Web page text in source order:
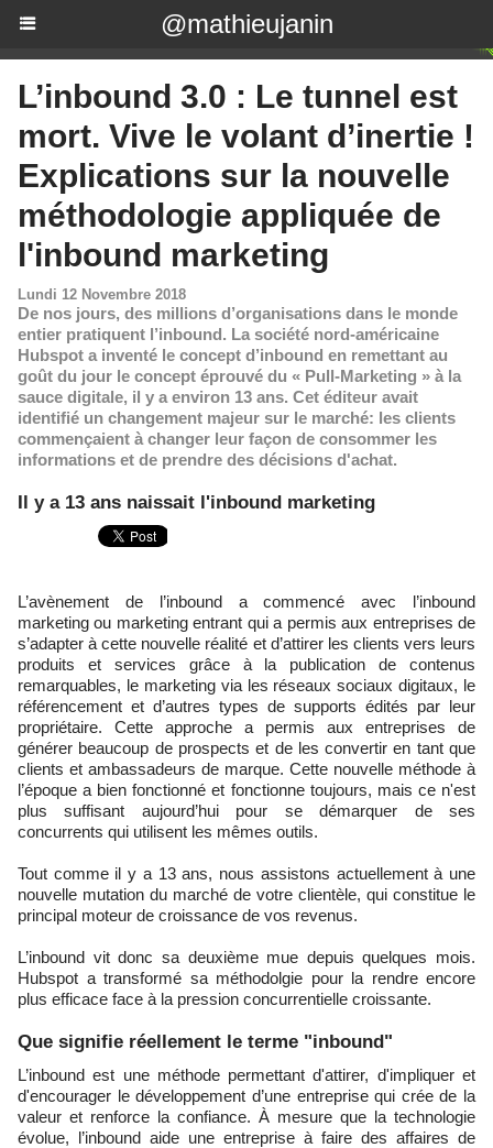
@mathieujanin
L’inbound 3.0 : Le tunnel est
mort. Vive le volant d’inertie !
Explications sur la nouvelle
méthodologie appliquée de
l'inbound marketing
Lundi 12 Novembre 2018
De nos jours, des millions d’organisations dans le monde
entier pratiquent l’inbound. La société nord-américaine
Hubspot a inventé le concept d’inbound en remettant au
goût du jour le concept éprouvé du « Pull-Marketing » à la
sauce digitale, il y a environ 13 ans. Cet éditeur avait
identifié un changement majeur sur le marché: les clients
commençaient à changer leur façon de consommer les
informations et de prendre des décisions d'achat.
Il y a 13 ans naissait l'inbound marketing
L’avènement de l’inbound a commencé avec l’inbound
marketing ou marketing entrant qui a permis aux entreprises de
s’adapter à cette nouvelle réalité et d’attirer les clients vers leurs
produits et services grâce à la publication de contenus
remarquables, le marketing via les réseaux sociaux digitaux, le
référencement et d’autres types de supports édités par leur
propriétaire. Cette approche a permis aux entreprises de
générer beaucoup de prospects et de les convertir en tant que
clients et ambassadeurs de marque. Cette nouvelle méthode à
l’époque a bien fonctionné et fonctionne toujours, mais ce n'est
plus suffisant aujourd’hui pour se démarquer de ses
concurrents qui utilisent les mêmes outils.
Tout comme il y a 13 ans, nous assistons actuellement à une
nouvelle mutation du marché de votre clientèle, qui constitue le
principal moteur de croissance de vos revenus.
L’inbound vit donc sa deuxième mue depuis quelques mois.
Hubspot a transformé sa méthodolgie pour la rendre encore
plus efficace face à la pression concurrentielle croissante.
Que signifie réellement le terme "inbound"
L’inbound est une méthode permettant d'attirer, d'impliquer et
d'encourager le développement d’une entreprise qui crée de la
valeur et renforce la confiance. À mesure que la technologie
évolue, l’inbound aide une entreprise à faire des affaires de